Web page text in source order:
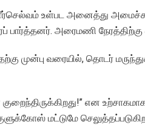
உள்பட அனைத்து
பார்த்தனர். அரைமணி நேரத்திற்கு
முன்பு வரையில், தொடர்
என
மட்டுமே